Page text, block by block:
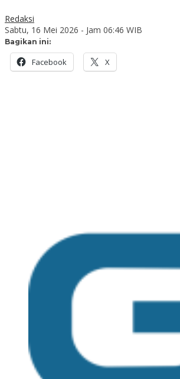
Redaksi
Sabtu, 16 Mei 2026 - Jam 06:46 WIB
Bagikan ini:
Facebook X